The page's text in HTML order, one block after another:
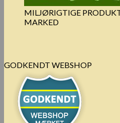
MILJØRIGTIGE
MARKED
GODKENDT WEBSHOP